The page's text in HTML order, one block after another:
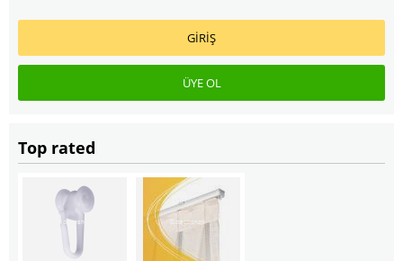
GIRIŞ
ÜYE OL
Top rated